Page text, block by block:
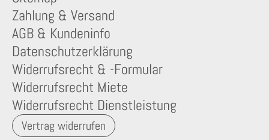
Zahlung & Versand
AGB & Kundeninfo
Datenschutzerklärung
Widerrufsrecht & -Formular
Widerrufsrecht Miete
Widerrufsrecht Dienstleistung
Vertrag widerrufen